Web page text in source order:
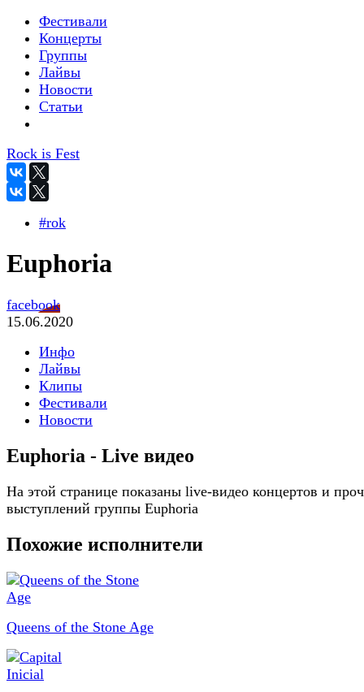
Фестивали
Концерты
Группы
Лайвы
Новости
Статьи
Rock is Fest
#rok
Euphoria
facebook
15.06.2020
Инфо
Лайвы
Клипы
Фестивали
Новости
Euphoria - Live видео
На этой странице показаны live-видео концертов и
выступлений группы Euphoria
Похожие исполнители
Queens of the Stone Age